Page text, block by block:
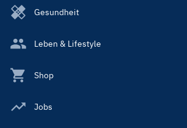
Gesundheit
Leben & Lifestyle
Shop
Jobs